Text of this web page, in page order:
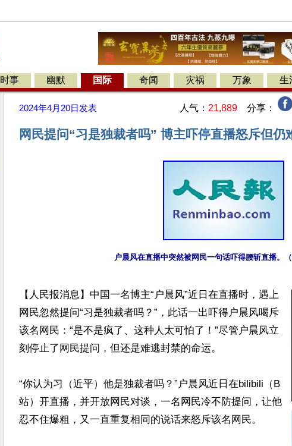
时事 幽默 国际 奇闻 灾祸 万象 生
2024年4月20日 发表 人气： 21,889 分享：
网民提问“习是独裁者吗” 博主吓停直播怒斥但仍
户晨风在直播中突然被网民一句话吓得腰斩直播。
【人民报消息】中国一名博主“户晨风”近日在直播时，遇上
网民忽然提问“习是独裁者吗？”，此话一出吓得户晨风喝斥
该名网民：“是不是疯了、这种人太可怕了！”尽管户晨风立
刻停止了网民提问，但还是难逃封禁的命运。
“你认为习（近平）他是独裁者吗？”户晨风近日在bilibili（B
站）开直播，并开放网民对谈，一名网民冷不防提问，让他
忍不住爆粗，又一直重复相同的说话来怒斥该名网民。